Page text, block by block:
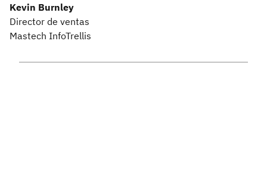
Kevin Burnley
Director de ventas
Mastech InfoTrellis